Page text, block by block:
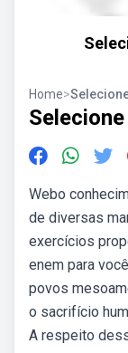
Home>
Webo
de diversas
exercícios
enem para
povos
o sacrifício
A respeito